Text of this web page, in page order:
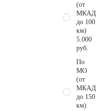
(от
МКАД
до 100
км)
5.000
руб.
По
МО
(от
МКАД
до 150
км)